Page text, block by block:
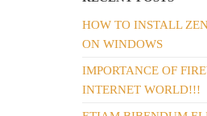
HOW TO INSTALL
ON WINDOWS
IMPORTANCE OF
INTERNET WORLD!!!